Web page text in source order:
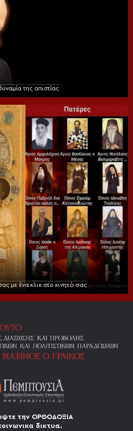
της απιστίας
με ένα κλικ στο κινητό σας
την ΟΡΘΟΔΟΞΙΑ
δικτυα.